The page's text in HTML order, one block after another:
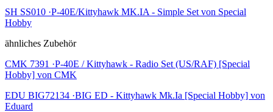
SH SS010 ·P-40E/Kittyhawk MK.IA - Simple Set von Special
Hobby
ähnliches Zubehör
CMK 7391 ·P-40E / Kittyhawk - Radio Set (US/RAF) [Special
Hobby] von CMK
EDU BIG72134 ·BIG ED - Kittyhawk Mk.Ia [Special Hobby] von
Eduard